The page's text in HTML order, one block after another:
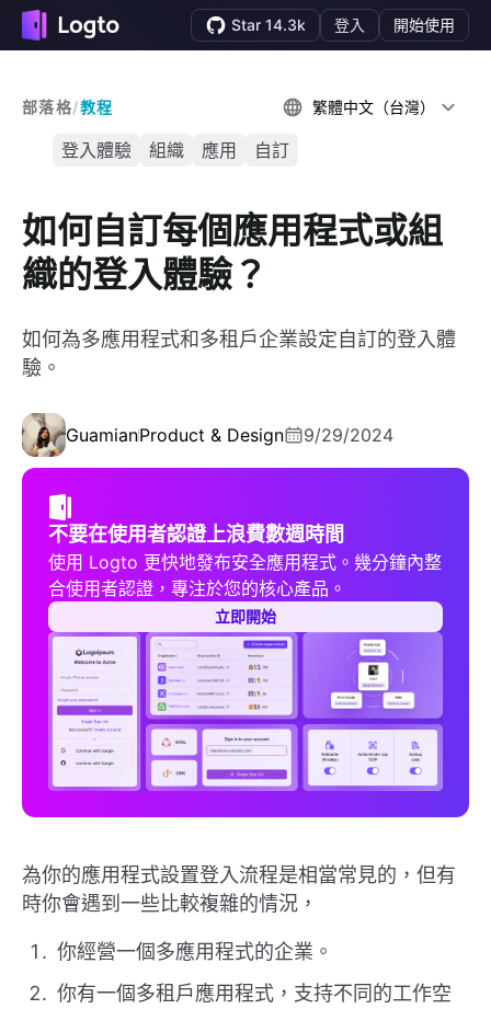
Star 14.3k 登入 開始使用
部落格/教程 繁體中文（台灣）
登入體驗 組織 應用 自訂
如何自訂每個應用程式或組
織的登入體驗？
如何為多應用程式和多租戶企業設定自訂的登入體
驗。
GuamianProduct & Design 9/29/2024
不要在使用者認證上浪費數週時間
使用 Logto 更快地發布安全應用程式。幾分鐘內整
合使用者認證，專注於您的核心產品。
立即開始
為你的應用程式設置登入流程是相當常見的，但有
時你會遇到一些比較複雜的情況，
你經營一個多應用程式的企業。
你有一個多租戶應用程式，支持不同的工作空